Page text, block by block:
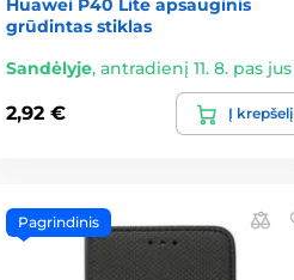
Huawei P40 Lite apsauginis
grūdintas stiklas
Sandėlyje, antradienį 11. 8. pas jus
2,92 € Į krepšelį
Pagrindinis